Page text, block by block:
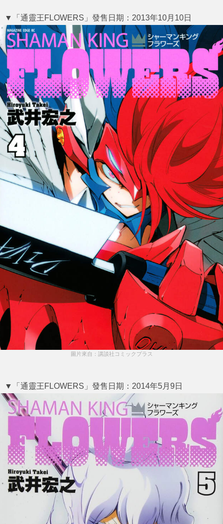
▼「通靈王FLOWERS」發售日期：2013年10月10日
圖片來自：講談社コミックプラス
▼「通靈王FLOWERS」發售日期：2014年5月9日